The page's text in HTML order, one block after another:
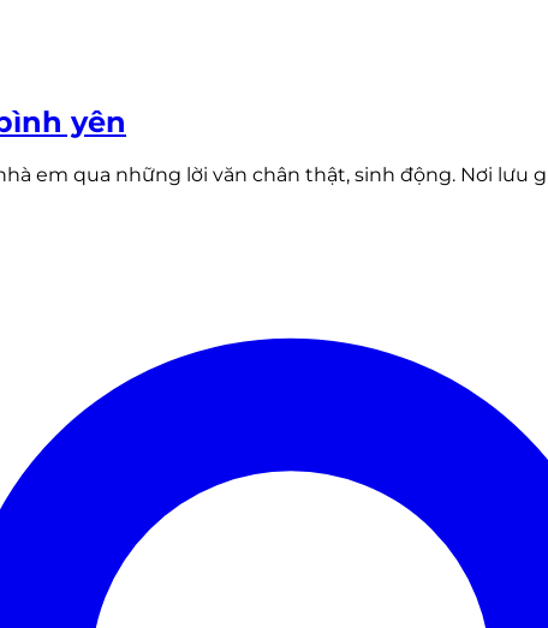
yên
em qua những lời văn chân thật, sinh động. Nơi lưu